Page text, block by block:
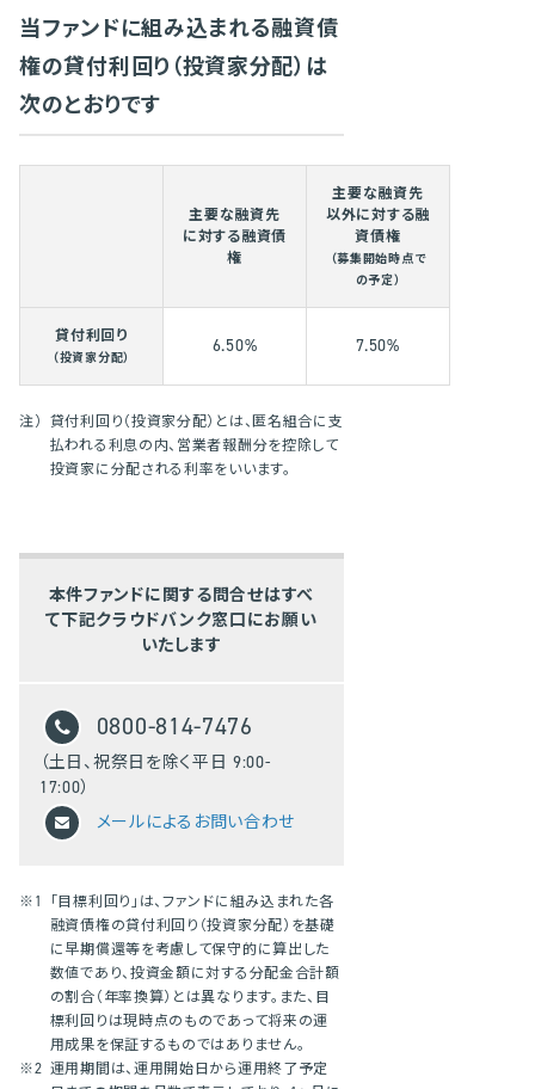
当ファンドに組み込まれる融資債
権の貸付利回り（投資家分配）は
次のとおりです
主要な融資先
に対する融資債
権
主要な融資先
以外に対する融
資債権
（募集開始時点で
の予定）
貸付利回り
（投資家分配）
6.50% 7.50%
注） 貸付利回り（投資家分配）とは、匿名組合に支
払われる利息の内、営業者報酬分を控除して
投資家に分配される利率をいいます。
本件ファンドに関する問合せはすべ
て下記クラウドバンク窓口にお願い
いたします
0800-814-7476
（土日、祝祭日を除く平日 9:00-
17:00）
メールによるお問い合わせ
※1
「目標利回り」は、ファンドに組み込まれた各
融資債権の貸付利回り（投資家分配）を基礎
に早期償還等を考慮して保守的に算出した
数値であり、投資金額に対する分配金合計額
の割合（年率換算）とは異なります。また、目
標利回りは現時点のものであって将来の運
用成果を保証するものではありません。
※2 運用期間は、運用開始日から運用終了予定